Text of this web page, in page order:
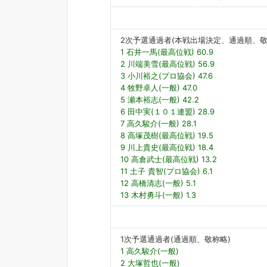
2次予選通過者(本戦出場決定、通過順、
1 石井一馬(最高位戦) 60.9
2 川端美雪(最高位戦) 56.9
3 小川裕之(プロ協会) 47.6
4 牧野卓人(一般) 47.0
5 瀬本裕志(一般) 42.2
6 田中実(１０１連盟) 28.9
7 高久駿介(一般) 28.1
8 高塚茂樹(最高位戦) 19.5
9 川上貴史(最高位戦) 18.4
10 高倉武士(最高位戦) 13.2
11 土子 貴智(プロ協会) 6.1
12 高橋清志(一般) 5.1
13 木村勇斗(一般) 1.3
1次予選通過者(通過順、敬称略)
1 高久駿介(一般)
2 大塚哲也(一般)